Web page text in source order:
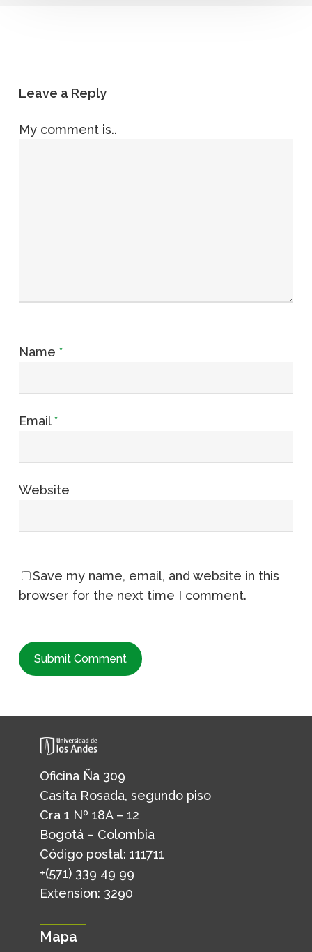
Leave a Reply
My comment is..
Name *
Email*
Website
Save my name, email, and website in this
browser for the next time I comment.
Oficina Ña 309
Casita Rosada, segundo piso
Cra 1 Nº 18A – 12
Bogotá – Colombia
Código postal: 111711
+(571) 339 49 99
Extension: 3290
Mapa